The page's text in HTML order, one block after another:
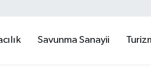
Savunma Sanayii